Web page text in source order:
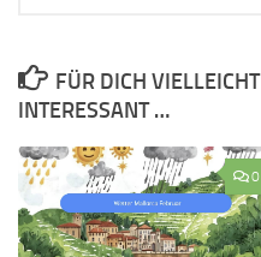
FÜR DICH
INTERESSANT …
0